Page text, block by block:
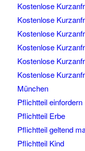
Kostenlose
Kostenlose
Kostenlose
Kostenlose
Kostenlose
Kostenlose
München
Pflichtteil einfordern
Pflichtteil Erbe
Pflichtteil geltend
Pflichtteil Kind